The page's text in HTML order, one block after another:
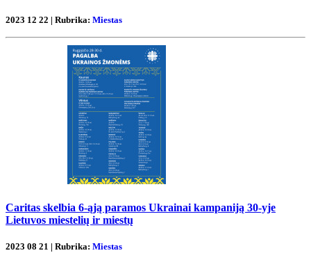
2023 12 22 | Rubrika: Miestas
Caritas skelbia 6-ąją paramos Ukrainai kampaniją 30-yje
Lietuvos miestelių ir miestų
2023 08 21 | Rubrika: Miestas